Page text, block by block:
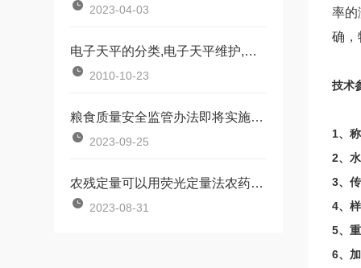
2023-04-03
电子天平的分类,电子天平维护,电子天平保养
2010-10-23
粮食质量安全监管办法即将实施，后王科技粮食水分仪助力行业发展
2023-09-25
农残定量可以用荧光定量法农药残留检测卡
2023-08-31
率的
确，
技术
1、
2、
3、
4、
5、
6、